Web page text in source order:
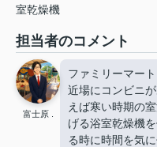
室乾燥機
担当者のコメント
富士原 .
ファミリーマー
近場にコンビニ
えば寒い時期の
げる浴室乾燥機
る時に時間を気